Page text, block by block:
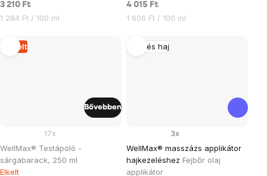
3 210 Ft
Egységár:
1 284 Ft / 100 ml
4 015 Ft
Egységár:
1 606 Ft / 100 ml
Elkelt
WellMax® Testápoló -
sárgabarack, 250 ml
17x
Elkelt
Bővebben
Bőr és haj
WellMax® masszázs applikátor
hajkezeléshez Fejbőr olaj
applikátor
3x